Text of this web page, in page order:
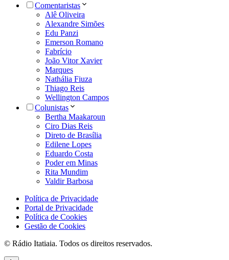
Comentaristas
Alê Oliveira
Alexandre Simões
Edu Panzi
Emerson Romano
Fabrício
João Vitor Xavier
Marques
Nathália Fiuza
Thiago Reis
Wellington Campos
Colunistas
Bertha Maakaroun
Ciro Dias Reis
Direto de Brasília
Edilene Lopes
Eduardo Costa
Poder em Minas
Rita Mundim
Valdir Barbosa
Política de Privacidade
Portal de Privacidade
Política de Cookies
Gestão de Cookies
© Rádio Itatiaia. Todos os direitos reservados.